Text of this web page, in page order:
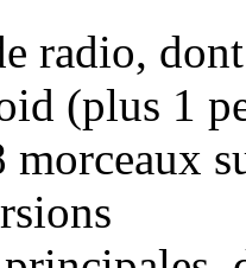
radio,
(plus 1
morceaux